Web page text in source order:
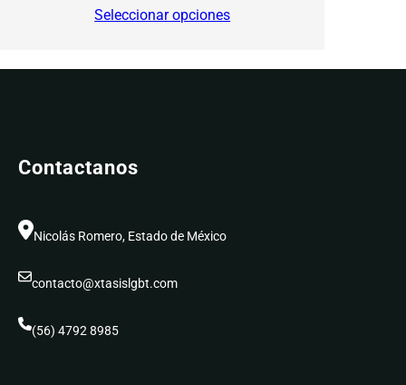
$120.00
$150.00
Seleccionar opciones
Contactanos
Nicolás Romero, Estado de México
contacto@xtasislgbt.com
(56) 4792 8985